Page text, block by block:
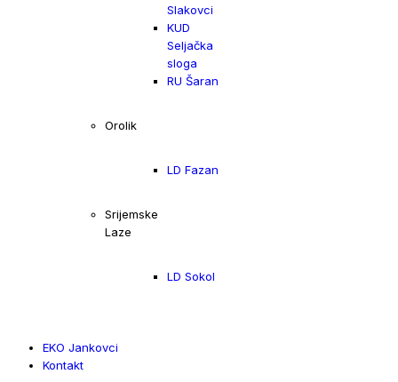
Slakovci
KUD
Seljačka
sloga
RU Šaran
Orolik
LD Fazan
Srijemske
Laze
LD Sokol
EKO Jankovci
Kontakt